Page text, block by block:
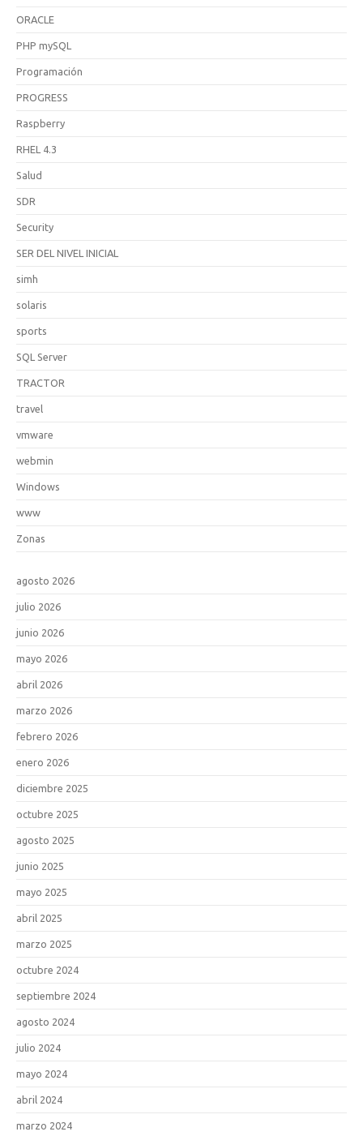
ORACLE
PHP mySQL
Programación
PROGRESS
Raspberry
RHEL 4.3
Salud
SDR
Security
SER DEL NIVEL INICIAL
simh
solaris
sports
SQL Server
TRACTOR
travel
vmware
webmin
Windows
www
Zonas
agosto 2026
julio 2026
junio 2026
mayo 2026
abril 2026
marzo 2026
febrero 2026
enero 2026
diciembre 2025
octubre 2025
agosto 2025
junio 2025
mayo 2025
abril 2025
marzo 2025
octubre 2024
septiembre 2024
agosto 2024
julio 2024
mayo 2024
abril 2024
marzo 2024